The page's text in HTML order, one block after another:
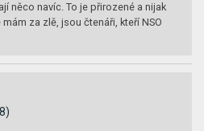
něco navíc. To je přirozené a nijak
za zlě, jsou čtenáři, kteří NSO